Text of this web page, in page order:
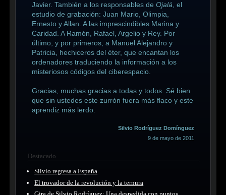
Javier. También a los responsables deOjalá, el
estudio de grabación: Juan Mario, Olimpia,
Ernesto y Allan. A las imprescindibles Marina y
Caridad. A Ramón, Rafael, Argelio y Rey. Por
último, y por primeros, a Manuel Alejandro y
Patricia, hechiceros del éter, que encantan los
ordenadores traduciendo la información a los
misteriosos códigos del ciberespacio.
Gracias, muchas gracias a todas y todos. Sé bien
que sin ustedes este zurrón fuera más flaco y este
aprendiz más lerdo.
Silvio Rodríguez Domínguez
9 de mayo de 2011
Destacado
Silvio regresa a España
El trovador de la revolución y la ternura